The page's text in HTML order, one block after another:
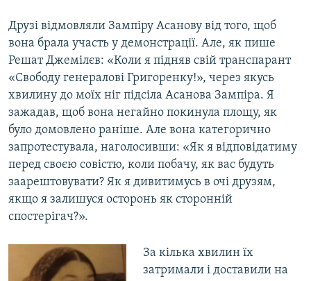
Друзі відмовляли Зампіру Асанову від того, щоб
вона брала участь у демонстрації. Але, як пише
Решат Джемілєв: «Коли я підняв свій транспарант
«Свободу генералові Григоренку!», через якусь
хвилину до моїх ніг підсіла Асанова Зампіра. Я
зажадав, щоб вона негайно покинула площу, як
було домовлено раніше. Але вона категорично
запротестувала, наголосивши: «Як я відповідатиму
перед своєю совістю, коли побачу, як вас будуть
заарештовувати? Як я дивитимусь в очі друзям,
якщо я залишуся осторонь як сторонній
спостерігач?».
За кілька хвилин їх
затримали і доставили на